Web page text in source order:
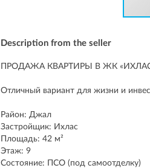
Description from the seller
ПРОДАЖА КВАРТИРЫ В ЖК
Отличный вариант для жизни и
Район: Джал
Застройщик: Ихлас
Площадь: 42 м²
Этаж: 9
Состояние: ПСО (под самоотделку)